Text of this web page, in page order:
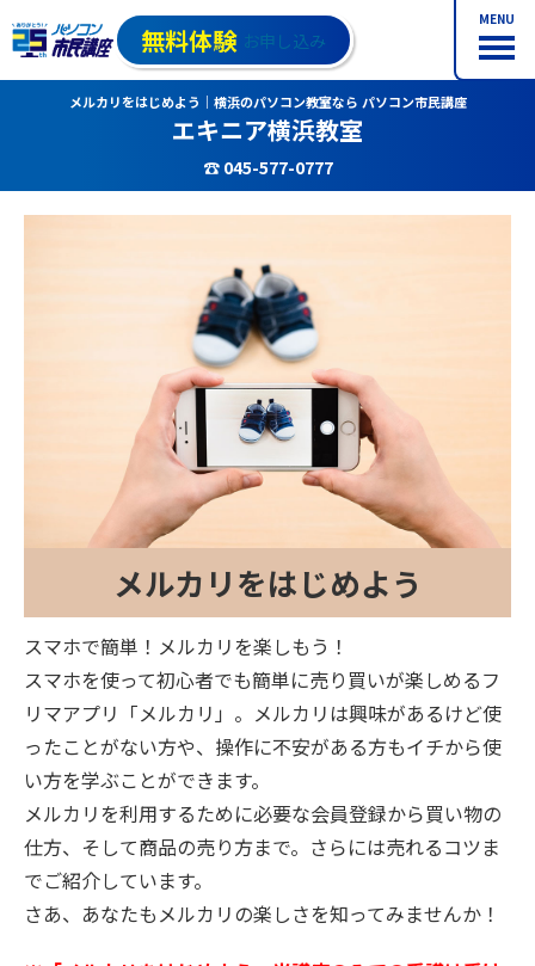
MENU
無料体験 お申し込み
メルカリをはじめよう｜横浜のパソコン教室なら パソコン市民講座
エキニア横浜教室
☎ 045-577-0777
メルカリをはじめよう
スマホで簡単！メルカリを楽しもう！
スマホを使って初心者でも簡単に売り買いが楽しめるフ
リマアプリ「メルカリ」。メルカリは興味があるけど使
ったことがない方や、操作に不安がある方もイチから使
い方を学ぶことができます。
メルカリを利用するために必要な会員登録から買い物の
仕方、そして商品の売り方まで。さらには売れるコツま
でご紹介しています。
さあ、あなたもメルカリの楽しさを知ってみませんか！